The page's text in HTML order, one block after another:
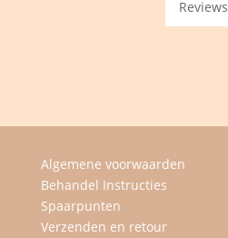
Reviews
Algemene voorwaarden
Behandel Instructies
Spaarpunten
Verzenden en retour